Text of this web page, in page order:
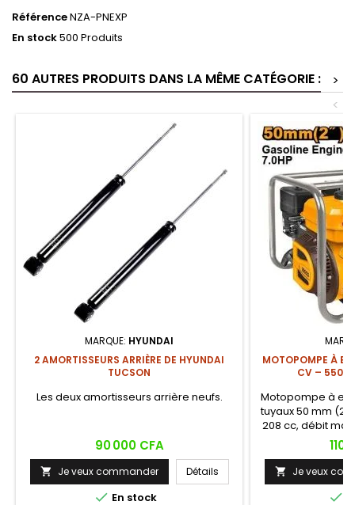
RéférenceNZA-PNEXP
En stock500 Produits
60 AUTRES PRODUITS DANS LA MÊME CATÉGORIE :
>
<
MARQUE: HYUNDAI
2 AMORTISSEURS ARRIÈRE DE HYUNDAI
TUCSON
Les deux amortisseurs arrière neufs.
Prix
90 000 CFA
 Je veux commander Détails
 En stock
MOTOPOMPE À
CV – 550
Motopompe à
tuyaux 50 mm (2
208 cc, débit
refoulement
d'aspiration
démarrage par
débit élevés
vidange de
Prix
110
 Je veux
